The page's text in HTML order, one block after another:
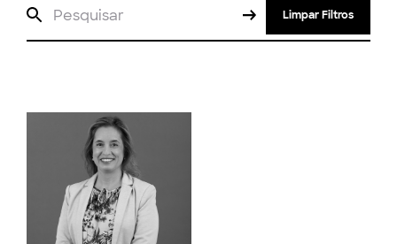
Limpar Filtros